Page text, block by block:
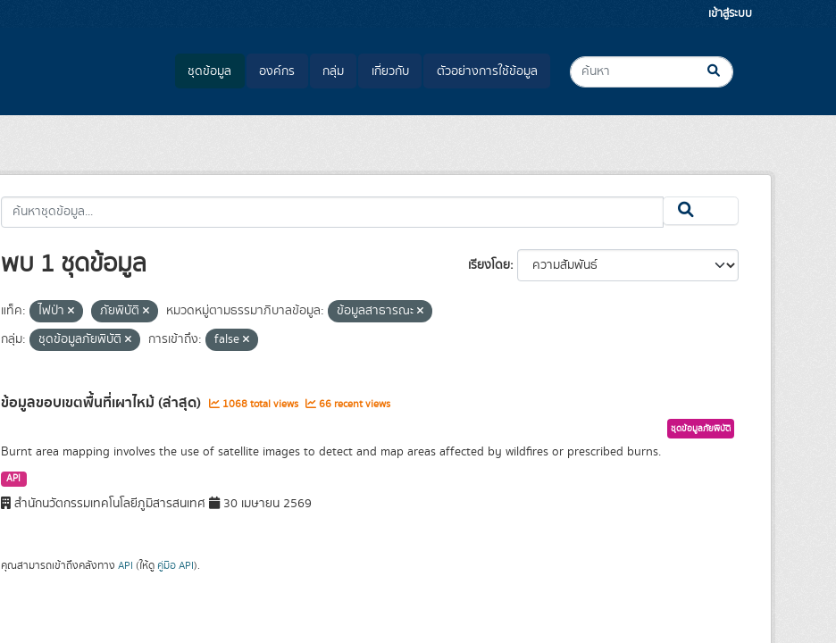
เข้าสู่ระบบ
ชุดข้อมูล องค์กร กลุ่ม เกี่ยวกับ ตัวอย่างการใช้ข้อมูล
เรียงโดย
พบ 1 ชุดข้อมูล
แท็ค: ไฟป่า ภัยพิบัติ หมวดหมู่ตามธรรมาภิบาลข้อมูล:
ข้อมูลสาธารณะ
กลุ่ม:
ชุดข้อมูลภัยพิบัติ การเข้าถึง: false
ข้อมูลขอบเขตพื้นที่เผาไหม้ (ล่าสุด) 1068 total views 66 recent views
ชุดข้อมูลภัยพิบัติ
Burnt area mapping involves the use of satellite images to detect and map areas affected by wildfires or prescribed burns.
API
สำนักนวัตกรรมเทคโนโลยีภูมิสารสนเทศ 30 เมษายน 2569
คุณสามารถเข้าถึงคลังทาง API (ให้ดู คู่มือ API).